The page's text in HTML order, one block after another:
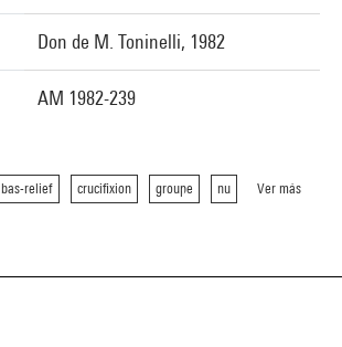
Don de M. Toninelli, 1982
AM 1982-239
bas-relief crucifixion groupe nu Ver más